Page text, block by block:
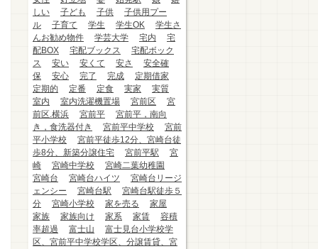
しい
子ども 子供
子供用プー
ル
子育て 学生 学生OK
学生さ
んお勧め物件
学芸大学 宅内
宅
配BOX
宅配ブックス
宅配ボック
ス
安い 安くて 安さ
安全確
保
安心 完了 完成
定期借家
定期的
定番 定食 実家
実質
室内
室内洗濯機置場 宮前区
宮
前区.横浜
宮前平
宮前平，南向
き，食洗器付き
宮前平中学校
宮前
平小学校
宮前平徒歩12分、宮崎台徒
歩8分、新築分譲住宅
宮前平駅
宮
崎
宮崎中学校
宮崎二葉幼稚園
宮崎台
宮崎台ハイツ
宮崎台リージ
ェンシー
宮崎台駅
宮崎台駅徒歩５
分
宮崎小学校 家を売る
家屋
家族
家族向け 家系 家賃
容積
率超過
富士山
富士見台小学校学
区、宮前平中学校学区、分譲賃貸、宮